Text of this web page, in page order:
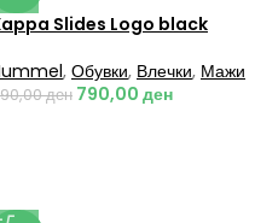
Slides Logo black
, Обувки, Влечки, Мажи
ден 790,00 ден